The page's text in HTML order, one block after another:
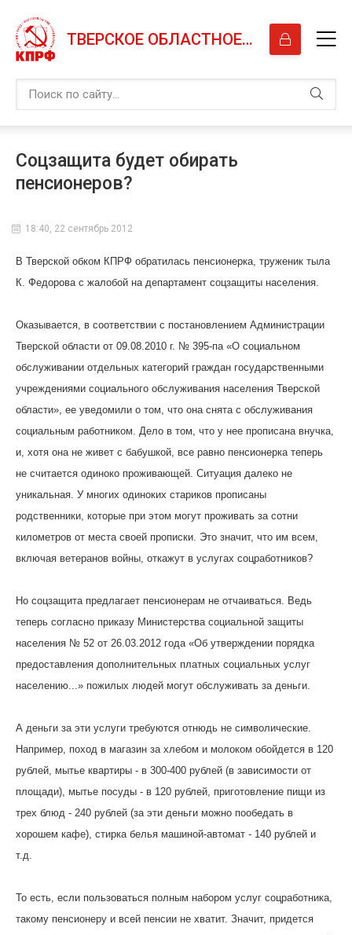
ТВЕРСКОЕ ОБЛАСТНОЕ ОТДЕЛЕНИЕ КПРФ
Соцзащита будет обирать
пенсионеров?
18:40, 22 сентябрь 2012
В Тверской обком КПРФ обратилась пенсионерка, труженик тыла
К. Федорова с жалобой на департамент соцзащиты населения.
Оказывается, в соответствии с постановлением Администрации
Тверской области от 09.08.2010 г. № 395-па «О социальном
обслуживании отдельных категорий граждан государственными
учреждениями социального обслуживания населения Тверской
области», ее уведомили о том, что она снята с обслуживания
социальным работником. Дело в том, что у нее прописана внучка,
и, хотя она не живет с бабушкой, все равно пенсионерка теперь
не считается одиноко проживающей. Ситуация далеко не
уникальная. У многих одиноких стариков прописаны
родственники, которые при этом могут проживать за сотни
километров от места своей прописки. Это значит, что им всем,
включая ветеранов войны, откажут в услугах соцработников?
Но соцзащита предлагает пенсионерам не отчаиваться. Ведь
теперь согласно приказу Министерства социальной защиты
населения № 52 от 26.03.2012 года «Об утверждении порядка
предоставления дополнительных платных социальных услуг
населению...» пожилых людей могут обслуживать за деньги.
А деньги за эти услуги требуются отнюдь не символические.
Например, поход в магазин за хлебом и молоком обойдется в 120
рублей, мытье квартиры - в 300-400 рублей (в зависимости от
площади), мытье посуды - в 120 рублей, приготовление пищи из
трех блюд - 240 рублей (за эти деньги можно пообедать в
хорошем кафе), стирка белья машиной-автомат - 140 рублей и
т.д.
То есть, если пользоваться полным набором услуг соцработника,
такому пенсионеру и всей пенсии не хватит. Значит, придется